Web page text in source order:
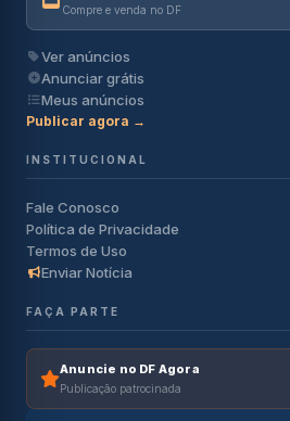
Compre e venda no DF
Ver anúncios
Anunciar grátis
Meus anúncios
Publicar agora →
INSTITUCIONAL
Fale Conosco
Política de Privacidade
Termos de Uso
Enviar Notícia
FAÇA PARTE
Anuncie no DF Agora
Publicação patrocinada